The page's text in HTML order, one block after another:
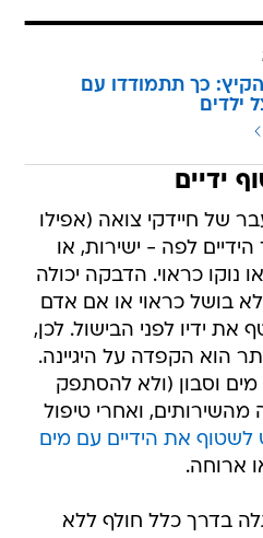
כך תתמודדו עם
ילדים
ידיים
של חיידקי צואה (אפילו
לפה - ישירות, או
נוקו כראוי. הדבקה יכולה
בושל כראוי או אם אדם
את ידיו לפני הבישול. לכן,
הוא הקפדה על היגיינה.
וסבון (ולא להסתפק
מהשירותים, ואחרי טיפול
לשטוף את הידיים עם מים
ארוחה.
בדרך כלל חולף ללא